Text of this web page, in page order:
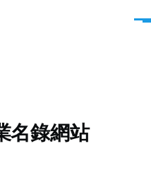
選
名錄網站